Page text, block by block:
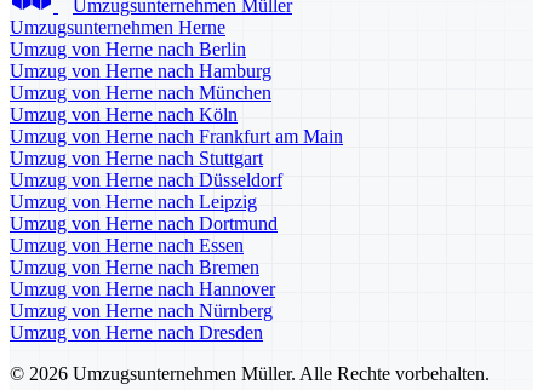
Umzugsunternehmen Müller
Umzugsunternehmen Herne
Umzug von Herne nach Berlin
Umzug von Herne nach Hamburg
Umzug von Herne nach München
Umzug von Herne nach Köln
Umzug von Herne nach Frankfurt am Main
Umzug von Herne nach Stuttgart
Umzug von Herne nach Düsseldorf
Umzug von Herne nach Leipzig
Umzug von Herne nach Dortmund
Umzug von Herne nach Essen
Umzug von Herne nach Bremen
Umzug von Herne nach Hannover
Umzug von Herne nach Nürnberg
Umzug von Herne nach Dresden
© 2026 Umzugsunternehmen Müller. Alle Rechte vorbehalten.